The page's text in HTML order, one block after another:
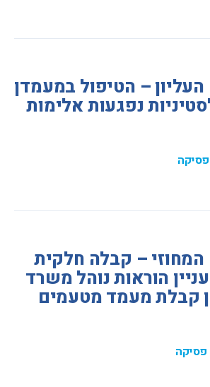
– הטיפול במעמדן
נפגעות אלימות
פסיקה
– קבלה חלקית
הוראות נוהל משרד
קבלת מעמד מטעמים
פסיקה